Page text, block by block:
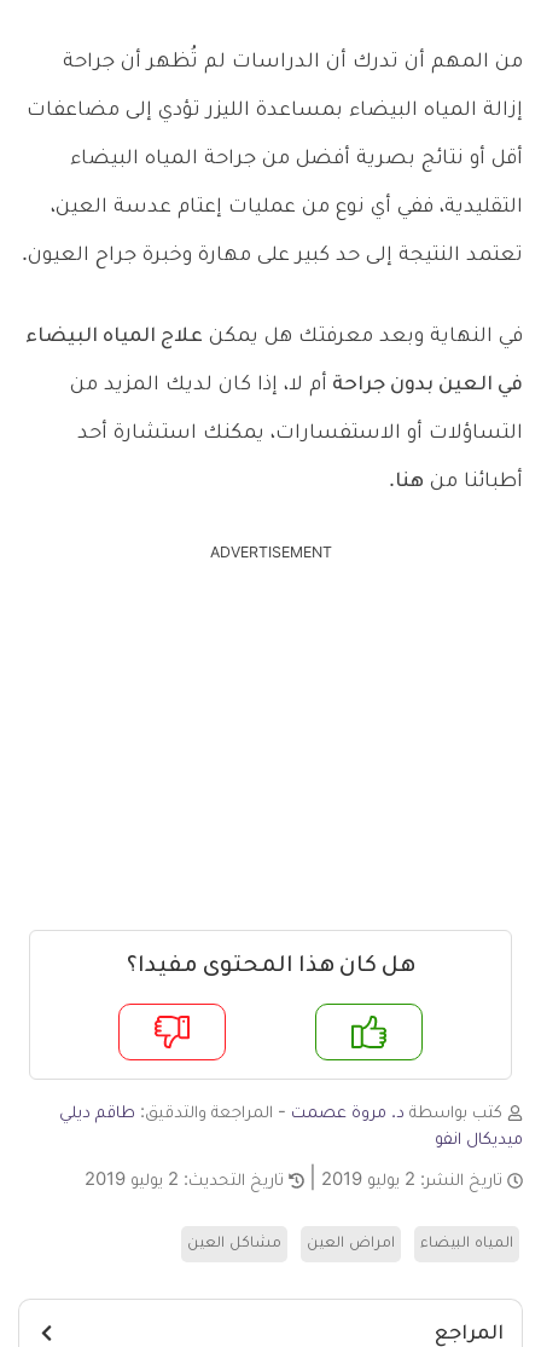
من المهم أن تدرك أن الدراسات لم تُظهر أن جراحة
إزالة المياه البيضاء بمساعدة الليزر تؤدي إلى مضاعفات
أقل أو نتائج بصرية أفضل من جراحة المياه البيضاء
التقليدية، ففي أي نوع من عمليات إعتام عدسة العين،
تعتمد النتيجة إلى حد كبير على مهارة وخبرة جراح العيون.
في النهاية وبعد معرفتك هل يمكن علاج المياه البيضاء
في العين بدون جراحة أم لا، إذا كان لديك المزيد من
التساؤلات أو الاستفسارات، يمكنك استشارة أحد
أطبائنا من هنا.
ADVERTISEMENT
هل كان هذا المحتوى مفيدا؟
لا
كتب بواسطة د. مروة عصمت - المراجعة والتدقيق: طاقم ديلي
ميديكال انفو
تاريخ النشر: 2 يوليو 2019 تاريخ التحديث: 2 يوليو 2019
المياه البيضاء امراض العين مشاكل العين
المراجع